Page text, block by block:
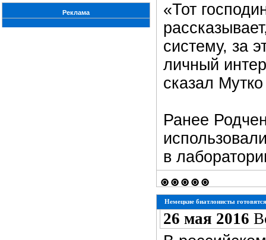
Реклама
«Тот
систему, за
личный
сказал
Ранее
в
Немецкие биатлонисты
26 мая 2016